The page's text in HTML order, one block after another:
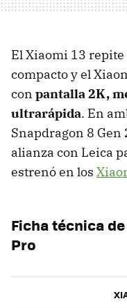
El Xiaomi 13 repite
compacto y el
con pantalla 2K,
ultrarápida. En
Snapdragon 8
alianza con Leica
estrenó en los
Ficha técnica
Pro